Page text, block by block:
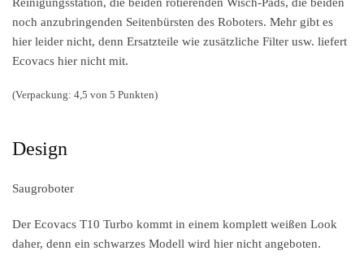
noch anzubringenden Seitenbürsten des Roboters. Mehr gibt es
hier leider nicht, denn Ersatzteile wie zusätzliche Filter usw. liefert
Ecovacs hier nicht mit.
(Verpackung: 4,5 von 5 Punkten)
Design
Saugroboter
Der Ecovacs T10 Turbo kommt in einem komplett weißen Look
daher, denn ein schwarzes Modell wird hier nicht angeboten.